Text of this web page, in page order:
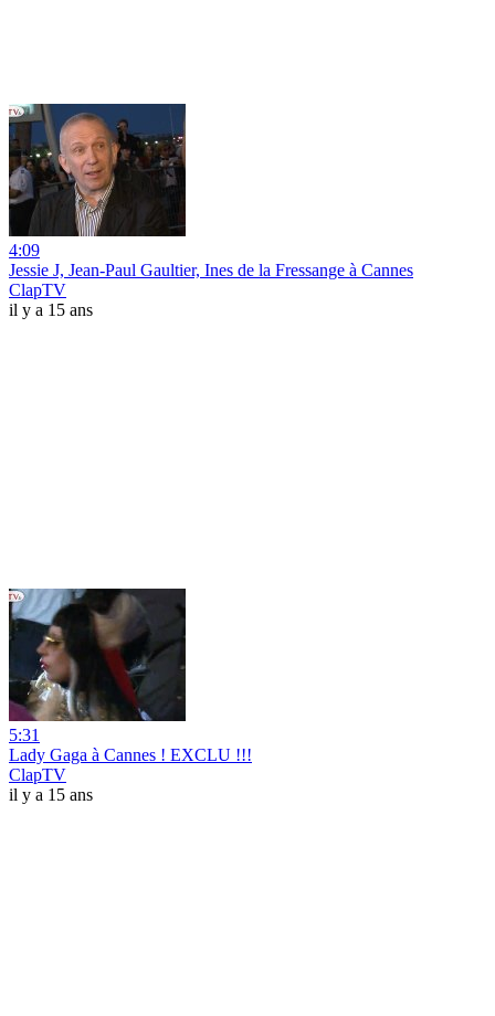
4:09
Jessie J, Jean-Paul Gaultier, Ines de la Fressange à Cannes
ClapTV
il y a 15 ans
5:31
Lady Gaga à Cannes ! EXCLU !!!
ClapTV
il y a 15 ans